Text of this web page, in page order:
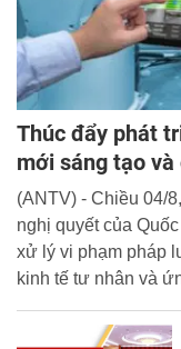
Thúc đẩy phát
mới sáng tạo
(ANTV) - Chiều 04/
nghị quyết của
xử lý vi phạm pháp
kinh tế tư nhân và